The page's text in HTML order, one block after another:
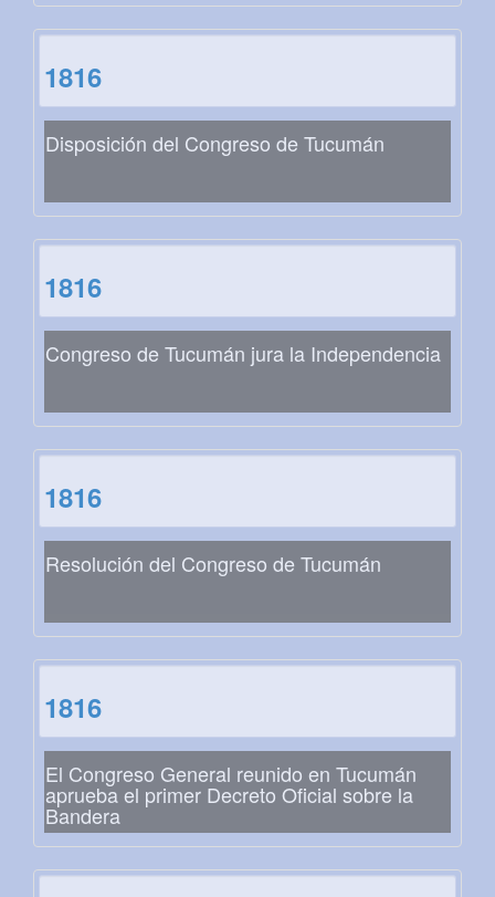
1816
Disposición del Congreso de Tucumán
1816
Congreso de Tucumán jura la Independencia
1816
Resolución del Congreso de Tucumán
1816
El Congreso General reunido en Tucumán
aprueba el primer Decreto Oficial sobre la
Bandera